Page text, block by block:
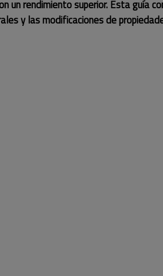
un rendimiento superior. Esta guía
y las modificaciones de